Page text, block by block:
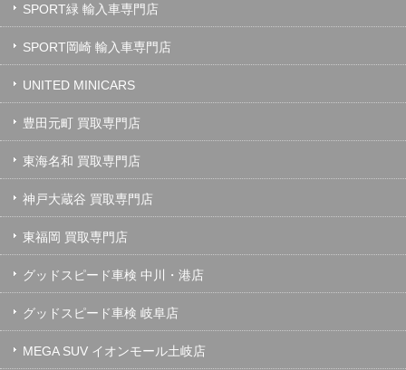
SPORT緑 輸入車専門店
SPORT岡崎 輸入車専門店
UNITED MINICARS
豊田元町 買取専門店
東海名和 買取専門店
神戸大蔵谷 買取専門店
東福岡 買取専門店
グッドスピード車検 中川・港店
グッドスピード車検 岐阜店
MEGA SUV イオンモール土岐店